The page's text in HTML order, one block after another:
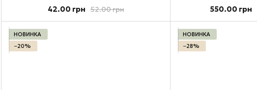
52.00 грн
42.00 грн 550.00 грн
НОВИНКА
−20%
НОВИНКА
−28%